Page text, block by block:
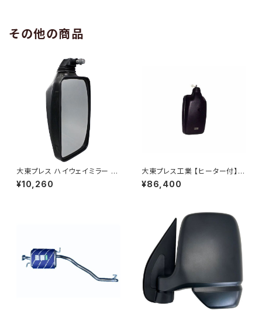
その他の商品
大東プレス ハイウェイミラー R1
¥10,260
大東プレス工業 【ヒーター付】ハ
イウェイリモコンミラー DI-722
1CXE
¥86,400